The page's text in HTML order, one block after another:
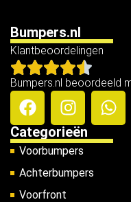
Bumpers.nl
Klantbeoordelingen
Bumpers.nl beoordeeld
Categorieën
Voorbumpers
Achterbumpers
Voorfront